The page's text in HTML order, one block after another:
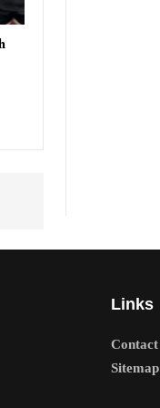
Links
Contact
Sitemap